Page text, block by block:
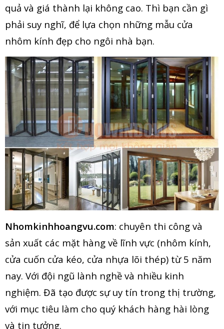
quả và giá thành lại không cao. Thì bạn cần gì
phải suy nghĩ, để lựa chọn những mẫu cửa
nhôm kính đẹp cho ngôi nhà bạn.
Nhomkinhhoangvu.com: chuyên thi công và
sản xuất các mặt hàng về lĩnh vực (nhôm kính,
cửa cuốn cửa kéo, cửa nhựa lõi thép) từ 5 năm
nay. Với đội ngũ lành nghề và nhiều kinh
nghiệm. Đã tạo được sự uy tín trong thị trường,
với mục tiêu làm cho quý khách hàng hài lòng
và tin tưởng.